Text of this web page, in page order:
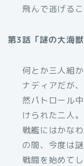
飛んで逃げる
第3話「謎の大海獣
何とか三人組
ナディアだが
然パトロール
けられた二人
戦艦にはかな
の間、今度は
戦闘を始めてし